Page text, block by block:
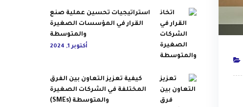
استراتيجيات تحسين عملية صنع
القرار في المؤسسات الصغيرة
والمتوسطة
أكتوبر 1, 2024
كيفية تعزيز التعاون بين الفرق
المختلفة في الشركات الصغيرة
والمتوسطة (SMEs)